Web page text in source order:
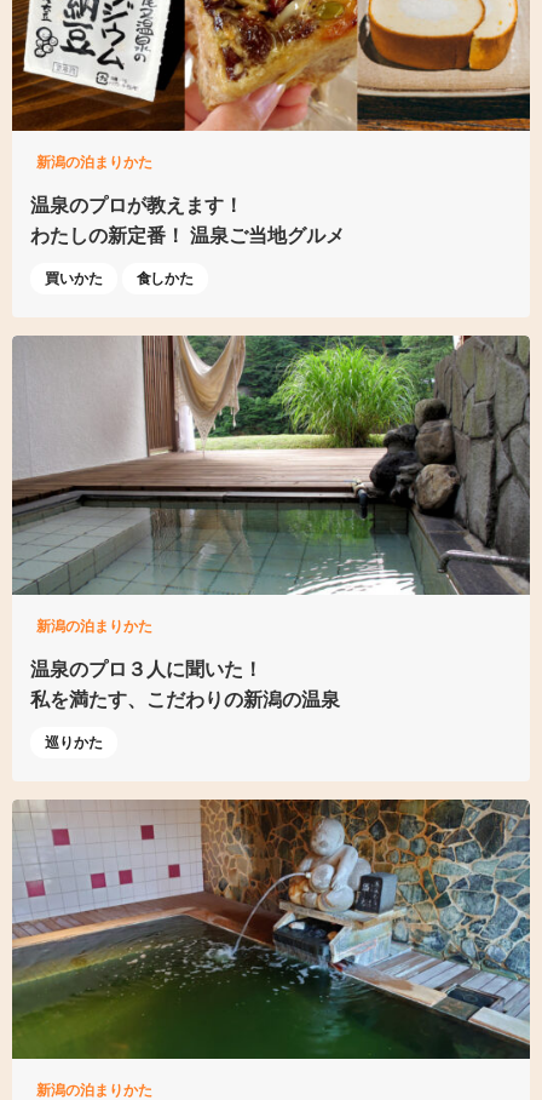
新潟の泊まりかた
温泉のプロが教えます！
わたしの新定番！ 温泉ご当地グルメ
買いかた 食しかた
新潟の泊まりかた
温泉のプロ３人に聞いた！
私を満たす、
こだわりの新潟の温泉
巡りかた
新潟の泊まりかた